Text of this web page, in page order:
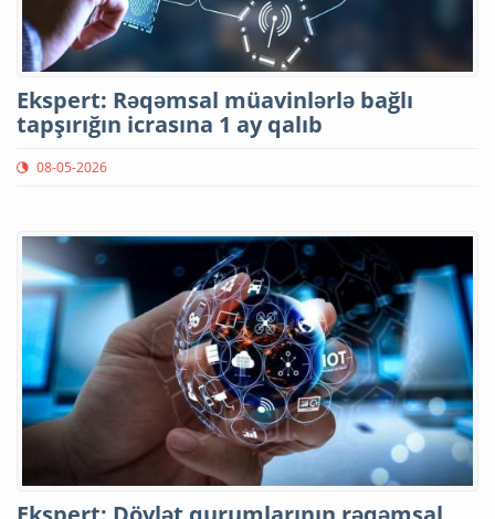
Ekspert: Rəqəmsal müavinlərlə bağlı
tapşırığın icrasına 1 ay qalıb
08-05-2026